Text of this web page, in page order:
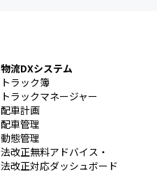
物流DXシステム
トラック簿
トラックマネージャー
配車計画
配車管理
動態管理
法改正無料アドバイス・
法改正対応ダッシュボード